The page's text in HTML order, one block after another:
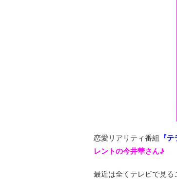
恋愛リアリティ番組 『
レントの今井華さん♪
最近は全くテレビで見る